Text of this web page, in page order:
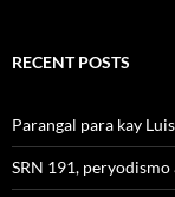
RECENT POSTS
Parangal para kay
SRN 191, peryodismo